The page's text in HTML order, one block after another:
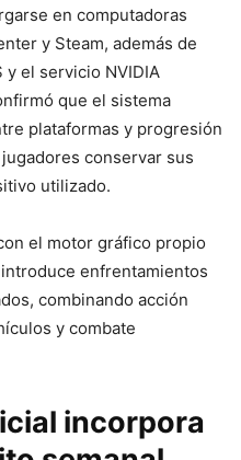
en computadoras
y Steam, además de
y el servicio NVIDIA
que el sistema
plataformas y progresión
conservar sus
utilizado.
el motor gráfico propio
enfrentamientos
combinando acción
y combate
incorpora